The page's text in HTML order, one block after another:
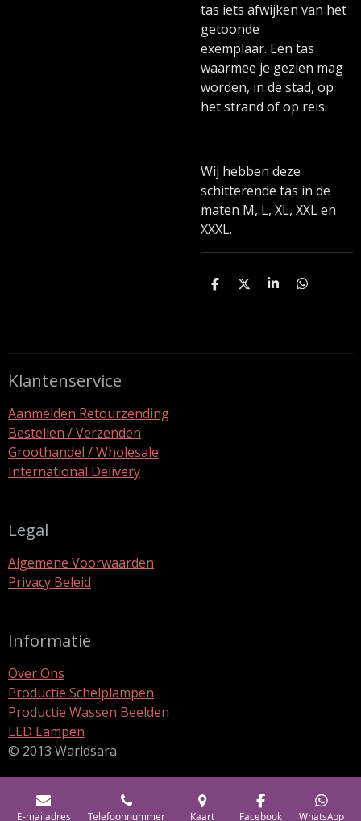
tas iets afwijken van het
getoonde
exemplaar. Een tas
waarmee je gezien mag
worden, in de stad, op
het strand of op reis.
Wij hebben deze
schitterende tas in de
maten M, L, XL, XXL en
XXXL.
D
D
S
D
Klantenservice
Aanmelden Retourzending
Bestellen / Verzenden
Groothandel / Wholesale
International Delivery
Legal
Algemene Voorwaarden
Privacy Beleid
Informatie
Over Ons
Productie Schelplampen
Productie Wassen Beelden
LED Lampen
© 2013 Waridsara
E-mailadres Telefoonnummer Kaart Facebook WhatsApp